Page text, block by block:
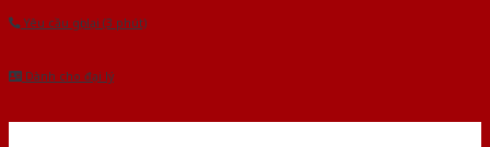
Yêu cầu gọi lại (3 phút)
Dành cho đại lý